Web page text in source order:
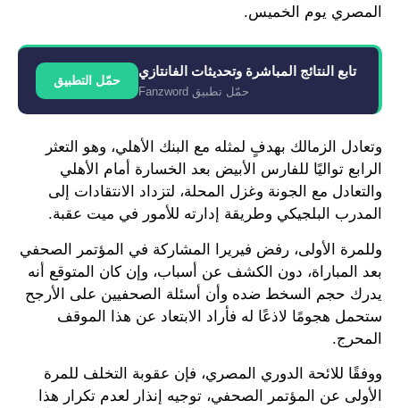
المصري يوم الخميس.
تابع النتائج المباشرة وتحديثات الفانتازي
حمّل تطبيق Fanzword
حمّل التطبيق
وتعادل الزمالك بهدفٍ لمثله مع البنك الأهلي، وهو التعثر
الرابع تواليًا للفارس الأبيض بعد الخسارة أمام الأهلي
والتعادل مع الجونة وغزل المحلة، لتزداد الانتقادات إلى
المدرب البلجيكي وطريقة إدارته للأمور في ميت عقبة.
وللمرة الأولى، رفض فيريرا المشاركة في المؤتمر الصحفي
بعد المباراة، دون الكشف عن أسباب، وإن كان المتوقع أنه
يدرك حجم السخط ضده وأن أسئلة الصحفيين على الأرجح
ستحمل هجومًا لاذعًا له فأراد الابتعاد عن هذا الموقف
المحرج.
ووفقًا للائحة الدوري المصري، فإن عقوبة التخلف للمرة
الأولى عن المؤتمر الصحفي، توجيه إنذار لعدم تكرار هذا